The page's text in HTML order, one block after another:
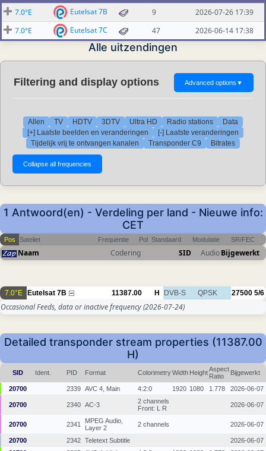
7.0°E
Eutelsat 7B 9
2026-07-26 17:39
7.0°E
Eutelsat 7C 47 2026-06-14 17:38
Alle uitzendingen
Filtering and display options Advanced options ▼
Allen TV HDTV 3DTV Ultra HD Radio stations
Data
[+] Laatste beelden en veranderingen
[-] Laatste veranderingen
Tijdelijk vrij te ontvangen kanalen
Transponder C9 Bitrates
1 Antwoord(en) - Verdeling per land - Nieuwe info:
CET
Pos Sateliet Frequentie Pol Standaard Modulatie SR/FEC
Naam Codering SID AudioBijgewerkt
7.0°E Eutelsat 7B 11387.00 H DVB-S QPSK 27500 5/6
Occasional Feeds, data or inactive frequency(2026-07-24)
Detailed transponder stream properties (11387.00
H)
SID Ident. PID Format ColorimetryWidth HeightAspect
Ratio
Bijgewerkt
20700 2339 AVC 4, Main 4:2:0 1920 1080 1.778 2026-06-07
20700 2340 AC-3
2 channels
Front: L R
2026-06-07
20700 2341
MPEG Audio,
Layer 2
2 channels 2026-06-07
20700 2342 Teletext Subtitle
2026-06-07